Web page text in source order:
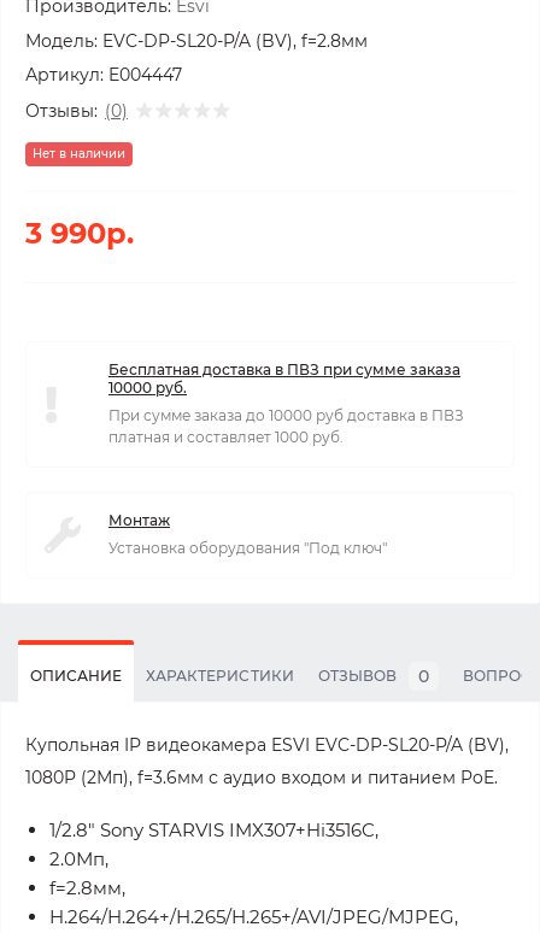
Производитель: Esvi
Модель: EVC-DP-SL20-P/A (BV), f=2.8мм
Артикул: E004447
Отзывы: (0)
Нет в наличии
3 990р.
Бесплатная доставка в ПВЗ при сумме заказа
10000 руб.
При сумме заказа до 10000 руб доставка в ПВЗ
платная и составляет 1000 руб.
Монтаж
Установка оборудования "Под ключ"
ОПИСАНИЕ ХАРАКТЕРИСТИКИ ОТЗЫВОВ 0
Купольная IP видеокамера ESVI EVC-DP-SL20-P/A (BV),
1080P (2Мп), f=3.6мм с аудио входом и питанием PoE.
1/2.8" Sony STARVIS IMX307+Hi3516C,
2.0Мп,
f=2.8мм,
H.264/H.264+/H.265/H.265+/AVI/JPEG/MJPEG,